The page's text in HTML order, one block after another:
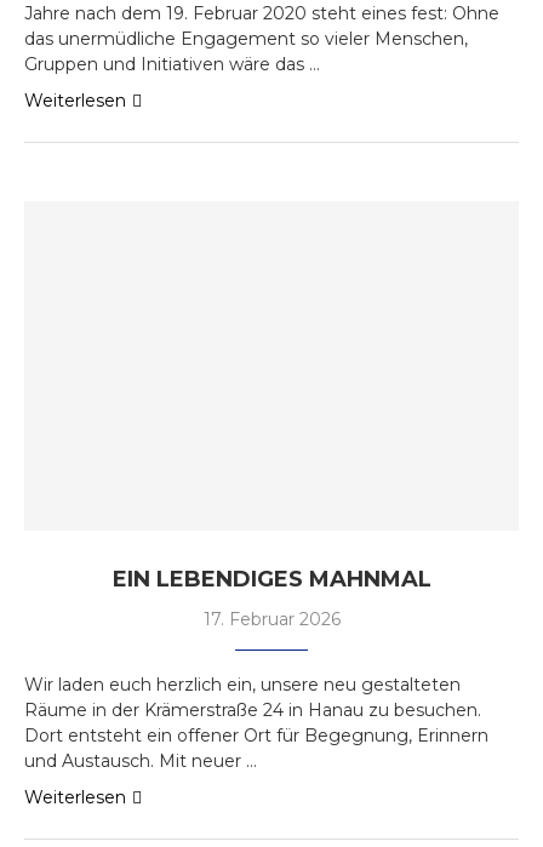
Jahre nach dem 19. Februar 2020 steht eines fest: Ohne
das unermüdliche Engagement so vieler Menschen,
Gruppen und Initiativen wäre das …
Weiterlesen
EIN LEBENDIGES MAHNMAL
17. Februar 2026
Wir laden euch herzlich ein, unsere neu gestalteten
Räume in der Krämerstraße 24 in Hanau zu besuchen.
Dort entsteht ein offener Ort für Begegnung, Erinnern
und Austausch. Mit neuer …
Weiterlesen